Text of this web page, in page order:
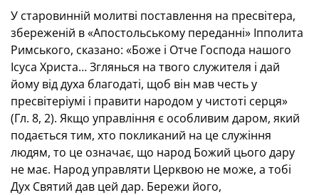
У старовинній молитві поставлення на пресвітера,
збереженій в «Апостольському переданні» Іпполита
Римського, сказано: «Боже і Отче Господа нашого
Ісуса Христа… Зглянься на твого служителя і дай
йому від духа благодаті, щоб він мав честь у
пресвітеріумі і правити народом у чистоті серця»
(Гл. 8, 2). Якщо управління є особливим даром, який
подається тим, хто покликаний на це служіння
людям, то це означає, що народ Божий цього дару
не має. Народ управляти Церквою не може, а тобі
Дух Святий дав цей дар. Бережи його,